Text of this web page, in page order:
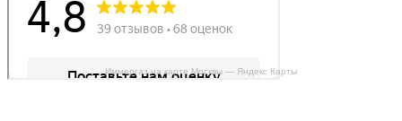
Иммергаз на карте Москвы — Яндекс Карты